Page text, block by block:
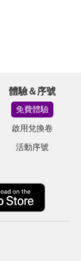
體驗＆序號
免費體驗
啟用兌換卷
活動序號